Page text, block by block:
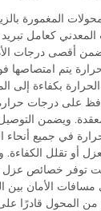
المغمورة
المعدني كعامل
أقصى درجات
حرارة يتم امتصاصها
بكفاءة إلى
على درجات
ويضمن
في جميع
أو تقلل الكفاءة.
توفر خصائص عزل
الأمان بين
من المحول قادرًا